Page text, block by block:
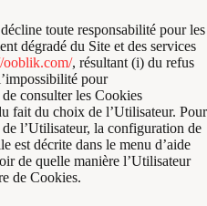
toute responsabilité pour les
dégradé du Site et des services
ooblik.com/, résultant (i) du refus
pour
consulter les Cookies
fait du choix de l’Utilisateur. Pour
l’Utilisateur, la configuration de
est décrite dans le menu d’aide
de quelle manière l’Utilisateur
de Cookies.